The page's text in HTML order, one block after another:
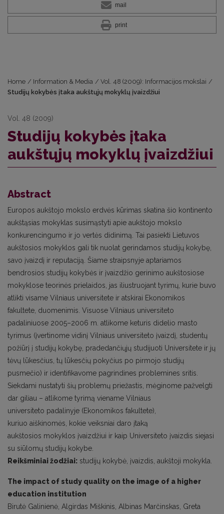
mail
print
Home / Information & Media / Vol. 48 (2009): Informacijos mokslai /
Studijų kokybės įtaka aukštųjų mokyklų įvaizdžiui
Vol. 48 (2009)
Studijų kokybės įtaka
aukštųjų mokyklų įvaizdžiui
Abstract
Europos aukštojo mokslo erdvės kūrimas skatina šio kontinento
aukštąsias mokyklas susimąstyti apie aukštojo mokslo
konkurencingumo ir jo vertės didinimą. Tai pasiekti Lietuvos
aukštosios mokyklos gali tik nuolat gerindamos studijų kokybę,
savo įvaizdį ir reputaciją. Šiame straipsnyje aptariamos
bendrosios studijų kokybės ir įvaizdžio gerinimo aukštosiose
mokyklose teorinės prielaidos, jas iliustruojant tyrimų, kurie buvo
atlikti visame Vilniaus universitete ir atskirai Ekonomikos
fakultete, duomenimis. Visuose Vilniaus universiteto
padaliniuose 2005–2006 m. atlikome keturis didelio masto
tyrimus (įvertinome vidinį Vilniaus universiteto įvaizdį, studentų
požiūrį į studijų kokybę, pradedančiųjų studijuoti Universitete ir jų
tėvų lūkesčius, tų lūkesčių pokyčius po pirmojo studijų
pusmečio) ir identifikavome pagrindines problemines sritis.
Siekdami nustatyti šių problemų priežastis, mėginome pažvelgti
dar giliau – atlikome tyrimą viename Vilniaus
universiteto padalinyje (Ekonomikos fakultete),
kuriuo aiškinomės, kokie veiksniai daro įtaką
aukštosios mokyklos įvaizdžiui ir kaip Universiteto įvaizdis siejasi
su siūlomų studijų kokybe.
Reikšminiai žodžiai: studijų kokybė, įvaizdis, aukštoji mokykla.
The impact of study quality on the image of a higher
education institution
Birutė Galinienė, Algirdas Miškinis, Albinas Marčinskas, Greta